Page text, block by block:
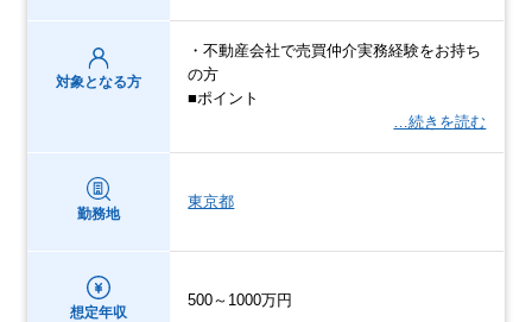
対象となる方
・不動産会社で売買仲介実務経験をお持ち
の方
■ポイント
…続きを読む
勤務地
東京都
想定年収
500～1000万円